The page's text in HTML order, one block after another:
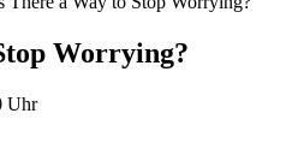
Worrying?
Uhr